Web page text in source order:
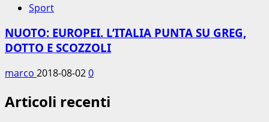
Sport
NUOTO: EUROPEI. L’ITALIA PUNTA SU GREG,
DOTTO E SCOZZOLI
marco 2018-08-020
Articoli recenti